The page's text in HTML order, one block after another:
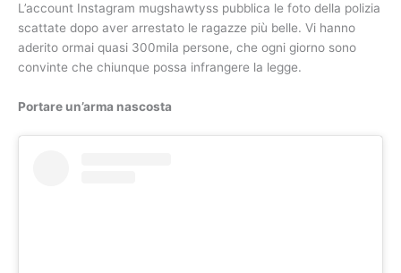
L’account Instagram mugshawtyss pubblica le foto della polizia
scattate dopo aver arrestato le ragazze più belle. Vi hanno
aderito ormai quasi 300mila persone, che ogni giorno sono
convinte che chiunque possa infrangere la legge.
Portare un’arma nascosta